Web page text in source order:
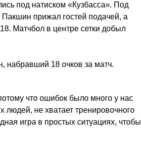
под натиском «Кузбасса». Под
прижал гостей подачей, а
Матчбол в центре сетки добыл
набравший 18 очков за матч.
что ошибок было много у нас
людей, не хватает тренировочного
игра в простых ситуациях, чтобы